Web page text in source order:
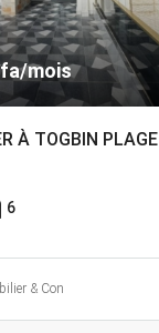
mois
À TOGBIN PLAGE
6
& Construction